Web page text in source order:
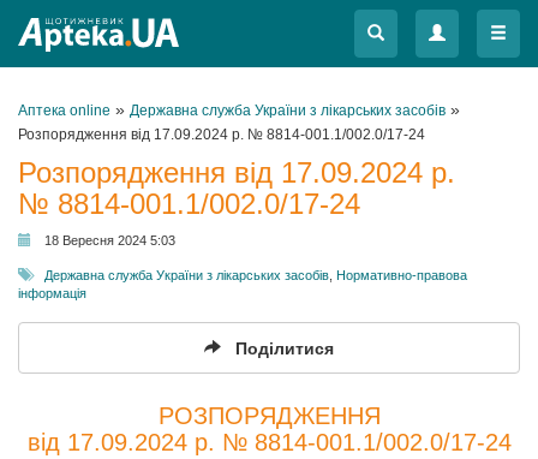
Меню
Меню
Аптека online » Державна служба України з лікарських засобів »
Розпорядження від 17.09.2024 р. № 8814-001.1/002.0/17-24
Розпорядження від 17.09.2024 р.
№ 8814-001.1/002.0/17-24
18 Вересня 2024 5:03
Державна служба України з лікарських засобів Нормативно-правова
інформація
Поділитися
РОЗПОРЯДЖЕННЯ
від 17.09.2024 р. № 8814-001.1/002.0/17-24